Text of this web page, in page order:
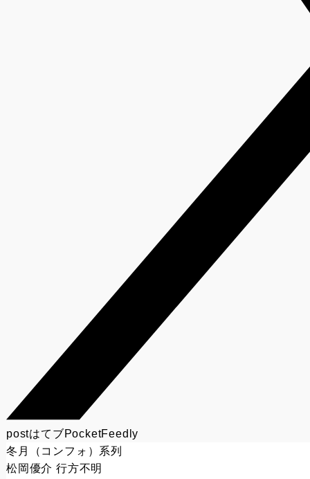
postはてブPocketFeedly
冬月（コンフォ）系列
松岡優介 行方不明